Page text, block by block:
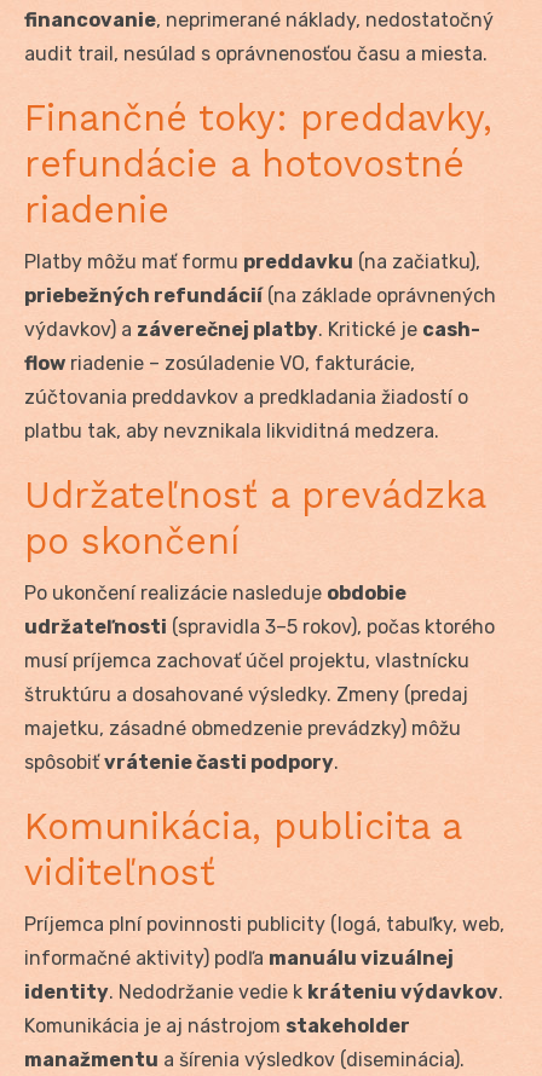
financovanie, neprimerané náklady, nedostatočný
audit trail, nesúlad s oprávnenosťou času a miesta.
Finančné toky: preddavky,
refundácie a hotovostné
riadenie
Platby môžu mať formu preddavku (na začiatku),
priebežných refundácií(na základe oprávnených
výdavkov) a záverečnej platby. Kritické je cash-
flow riadenie – zosúladenie VO, fakturácie,
zúčtovania preddavkov a predkladania žiadostí o
platbu tak, aby nevznikala likviditná medzera.
Udržateľnosť a prevádzka
po skončení
Po ukončení realizácie nasleduje obdobie
udržateľnosti (spravidla 3–5 rokov), počas ktorého
musí príjemca zachovať účel projektu, vlastnícku
štruktúru a dosahované výsledky. Zmeny (predaj
majetku, zásadné obmedzenie prevádzky) môžu
spôsobiťvrátenie časti podpory.
Komunikácia, publicita a
viditeľnosť
Príjemca plní povinnosti publicity (logá, tabuľky, web,
informačné aktivity) podľa manuálu vizuálnej
identity. Nedodržanie vedie k kráteniu výdavkov.
Komunikácia je aj nástrojom stakeholder
manažmentu a šírenia výsledkov (diseminácia).